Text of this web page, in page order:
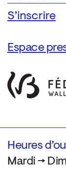
Espace
Heures
Mardi →